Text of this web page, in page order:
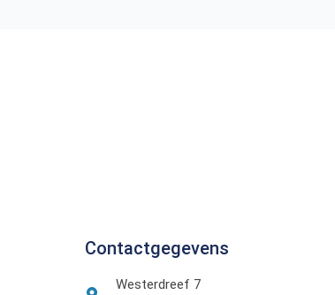
Contactgegevens
Westerdreef 7